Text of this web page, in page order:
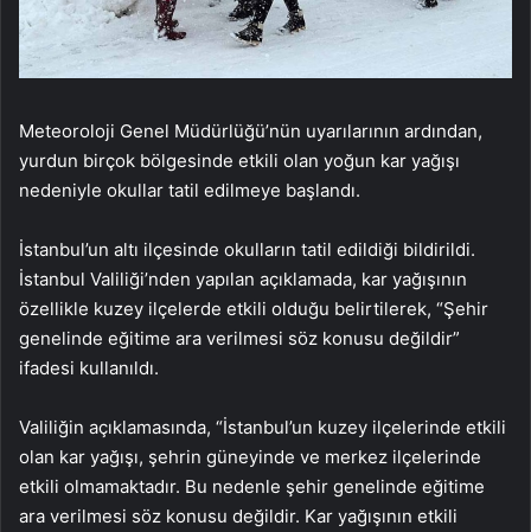
Meteoroloji Genel Müdürlüğü’nün uyarılarının ardından,
yurdun birçok bölgesinde etkili olan yoğun kar yağışı
nedeniyle okullar tatil edilmeye başlandı.
İstanbul’un altı ilçesinde okulların tatil edildiği bildirildi.
İstanbul Valiliği’nden yapılan açıklamada, kar yağışının
özellikle kuzey ilçelerde etkili olduğu belirtilerek, “Şehir
genelinde eğitime ara verilmesi söz konusu değildir”
ifadesi kullanıldı.
Valiliğin açıklamasında, “İstanbul’un kuzey ilçelerinde etkili
olan kar yağışı, şehrin güneyinde ve merkez ilçelerinde
etkili olmamaktadır. Bu nedenle şehir genelinde eğitime
ara verilmesi söz konusu değildir. Kar yağışının etkili